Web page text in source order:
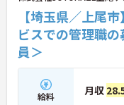
【埼玉県／上尾
ビスでの管理職
員＞
給料 月収